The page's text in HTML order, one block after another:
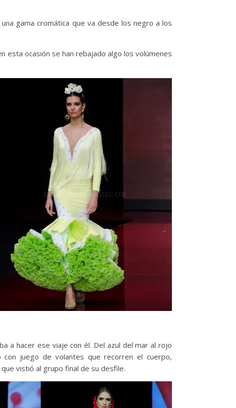
gama cromática que va desde los negro a los
esta ocasión se han rebajado algo los volúmenes
a hacer ese viaje con él. Del azul del mar al rojo
con juego de volantes que recorren el cuerpo,
vistió al grupo final de su desfile.